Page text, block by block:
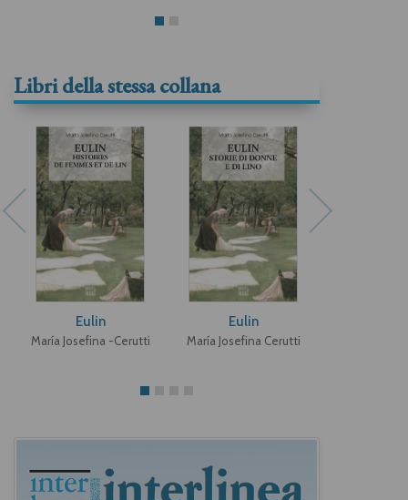
Libri della stessa collana
Eulin
María Josefina -Cerutti
Eulin
María Josefina Cerutti